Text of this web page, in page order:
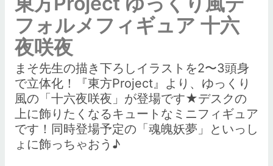
フォルメフィギュア 十六
夜咲夜
まそ先生の描き下ろしイラストを2〜3頭身
で立体化！『東方Project』より、ゆっくり
風の「十六夜咲夜」が登場です★デスクの
上に飾りたくなるキュートなミニフィギュア
です！同時登場予定の「魂魄妖夢」といっし
ょに飾っちゃおう♪